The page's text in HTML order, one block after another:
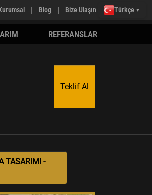
| Blog | Bize Ulaşın Türkçe ▼
REFERANSLAR
Teklif Al
TASARIMI -